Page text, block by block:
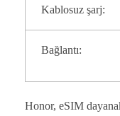
Kablosuz şarj:
Bağlantı:
Honor, eSIM